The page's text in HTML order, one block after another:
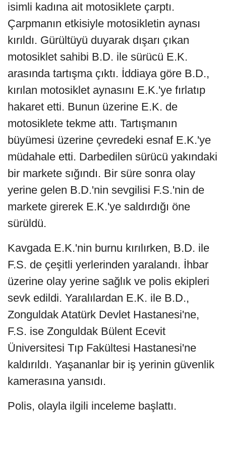
isimli kadına ait motosiklete çarptı.
Çarpmanın etkisiyle motosikletin aynası
kırıldı. Gürültüyü duyarak dışarı çıkan
motosiklet sahibi B.D. ile sürücü E.K.
arasında tartışma çıktı. İddiaya göre B.D.,
kırılan motosiklet aynasını E.K.'ye fırlatıp
hakaret etti. Bunun üzerine E.K. de
motosiklete tekme attı. Tartışmanın
büyümesi üzerine çevredeki esnaf E.K.'ye
müdahale etti. Darbedilen sürücü yakındaki
bir markete sığındı. Bir süre sonra olay
yerine gelen B.D.'nin sevgilisi F.S.'nin de
markete girerek E.K.'ye saldırdığı öne
sürüldü.
Kavgada E.K.'nin burnu kırılırken, B.D. ile
F.S. de çeşitli yerlerinden yaralandı. İhbar
üzerine olay yerine sağlık ve polis ekipleri
sevk edildi. Yaralılardan E.K. ile B.D.,
Zonguldak Atatürk Devlet Hastanesi'ne,
F.S. ise Zonguldak Bülent Ecevit
Üniversitesi Tıp Fakültesi Hastanesi'ne
kaldırıldı. Yaşananlar bir iş yerinin güvenlik
kamerasına yansıdı.
Polis, olayla ilgili inceleme başlattı.